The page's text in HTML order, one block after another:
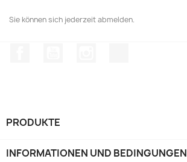
Sie können sich jederzeit abmelden.
PRODUKTE
INFORMATIONEN UND BEDINGUNGEN